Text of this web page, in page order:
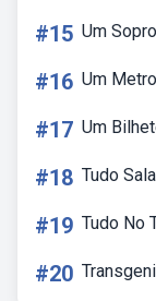
#15 Um
#16 Um
#17 Um
#18 Tudo
#19 Tudo No
#20